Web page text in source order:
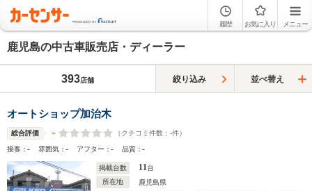
履歴 お気に入り メニュー
鹿児島の中古車販売店・ディーラー
393店舗 絞り込み 並べ替え
オートショップ加治木
総合評価 - （クチコミ件数： -件）
接客：- 雰囲気：- アフター：- 品質：-
掲載台数 11台
所在地
鹿児島県